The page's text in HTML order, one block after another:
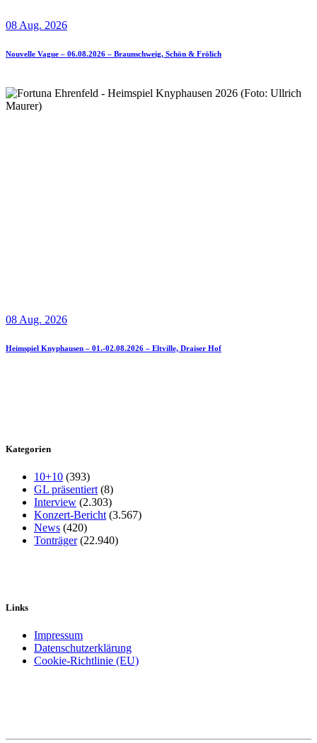
08 Aug. 2026
Nouvelle Vague – 06.08.2026 – Braunschweig, Schön & Frölich
08 Aug. 2026
Heimspiel Knyphausen – 01.-02.08.2026 – Eltville, Draiser Hof
Kategorien
10+10 (393)
GL präsentiert (8)
Interview (2.303)
Konzert-Bericht (3.567)
News (420)
Tonträger(22.940)
Links
Impressum
Datenschutzerklärung
Cookie-Richtlinie (EU)